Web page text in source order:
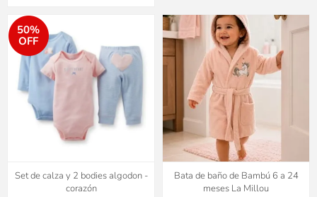
50%
OFF
Set de calza y 2 bodies algodon -
corazón
Bata de baño de Bambú 6 a 24
meses La Millou